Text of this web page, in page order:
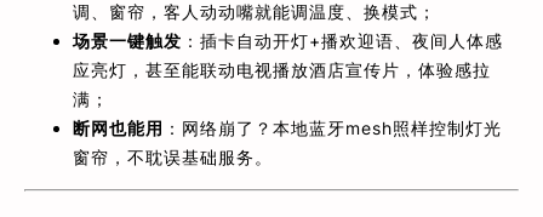
调、窗帘，客人动动嘴就能调温度、换模式；
场景一键触发 ：插卡自动开灯+播欢迎语、夜间人体感
应亮灯，甚至能联动电视播放酒店宣传片，体验感拉
满；
断网也能用 ：网络崩了？本地蓝牙mesh照样控制灯光
窗帘，不耽误基础服务。